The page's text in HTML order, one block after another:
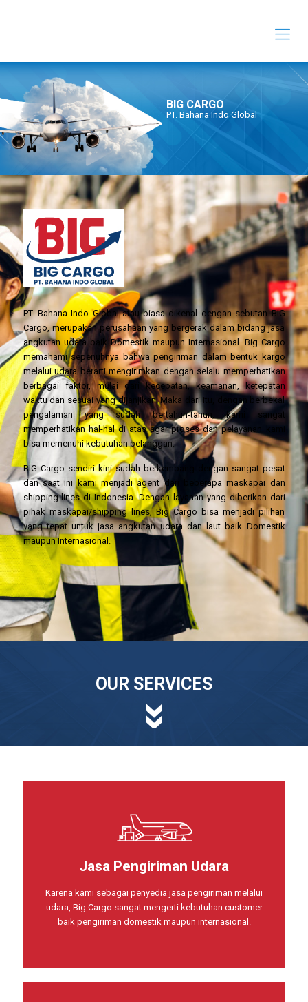
PT. Bahana Indo Global
BIG CARGO
PT. Bahana Indo Global atau biasa dikenal dengan sebutan BIG
Cargo, merupakan perusahaan yang bergerak dalam bidang jasa
angkutan udara baik Domestik maupun Internasional. Big Cargo
memahami sepenuhnya bahwa pengiriman dalam bentuk kargo
melalui udara berarti mengirimkan dengan selalu memperhatikan
berbagai faktor, mulai dari kecepatan, keamanan, ketepatan
waktu dan sesuai yang dijanjikan. Maka dari itu, dengan berbekal
pengalaman yang sudah bertahun-tahun, kami sangat
memperhatikan hal-hal di atas agar proses dan pelayanan kami
bisa memenuhi kebutuhan pelanggan.
BIG Cargo sendiri kini sudah berkembang dengan sangat pesat
dan saat ini kami menjadi agent dari beberapa maskapai dan
shipping lines di Indonesia. Dengan layanan yang diberikan dari
pihak maskapai/shipping lines, Big Cargo bisa menjadi pilihan
yang tepat untuk jasa angkutan udara dan laut baik Domestik
maupun Internasional.
OUR SERVICES
Jasa Pengiriman Udara
Karena kami sebagai penyedia jasa pengiriman melalui
udara, Big Cargo sangat mengerti kebutuhan customer
baik pengiriman domestik maupun internasional.